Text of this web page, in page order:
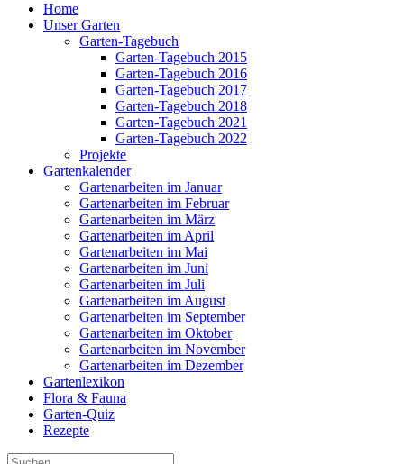
Home
Unser Garten
Garten-Tagebuch
Garten-Tagebuch 2015
Garten-Tagebuch 2016
Garten-Tagebuch 2017
Garten-Tagebuch 2018
Garten-Tagebuch 2021
Garten-Tagebuch 2022
Projekte
Gartenkalender
Gartenarbeiten im Januar
Gartenarbeiten im Februar
Gartenarbeiten im März
Gartenarbeiten im April
Gartenarbeiten im Mai
Gartenarbeiten im Juni
Gartenarbeiten im Juli
Gartenarbeiten im August
Gartenarbeiten im September
Gartenarbeiten im Oktober
Gartenarbeiten im November
Gartenarbeiten im Dezember
Gartenlexikon
Flora & Fauna
Garten-Quiz
Rezepte